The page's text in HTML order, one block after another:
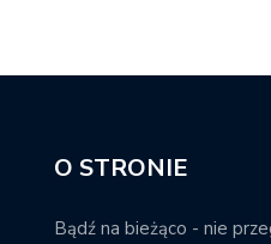
O STRONIE
Bądź na bieżąco - nie